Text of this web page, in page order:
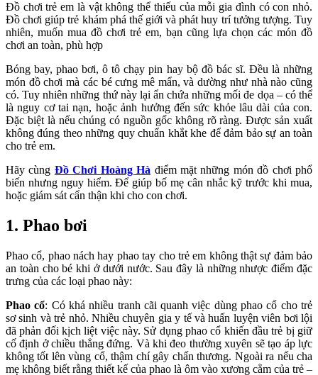
Đồ chơi trẻ em là vật không thể thiếu của mỗi gia đình có con nhỏ.
Đồ chơi giúp trẻ khám phá thế giới và phát huy trí tưởng tượng. Tuy
nhiên, muốn mua đồ chơi trẻ em, bạn cũng lựa chọn các món đồ
chơi an toàn, phù hợp
Bóng bay, phao bơi, ô tô chạy pin hay bộ đồ bác sĩ. Đều là những
món đồ chơi mà các bé cưng mê mẩn, và dường như nhà nào cũng
có. Tuy nhiên những thứ này lại ẩn chứa những mối đe dọa – có thể
là nguy cơ tai nạn, hoặc ảnh hưởng đến sức khỏe lâu dài của con.
Đặc biệt là nếu chúng có nguồn gốc không rõ ràng. Được sản xuất
không đúng theo những quy chuẩn khắt khe để đảm bảo sự an toàn
cho trẻ em.
Hãy cùng Đồ Chơi Hoàng Hà điểm mặt những món đồ chơi phổ
biến nhưng nguy hiểm. Để giúp bố mẹ cân nhắc kỹ trước khi mua,
hoặc giám sát cẩn thận khi cho con chơi.
1. Phao bơi
Phao cổ, phao nách hay phao tay cho trẻ em không thật sự đảm bảo
an toàn cho bé khi ở dưới nước. Sau đây là những nhược điểm đặc
trưng của các loại phao này:
Phao cổ: Có khá nhiều tranh cãi quanh việc dùng phao cổ cho trẻ
sơ sinh và trẻ nhỏ. Nhiều chuyên gia y tế và huấn luyện viên bơi lội
đã phản đối kịch liệt việc này. Sử dụng phao cổ khiến đầu trẻ bị giữ
cố định ở chiều thẳng đứng. Và khi đeo thường xuyên sẽ tạo áp lực
không tốt lên vùng cổ, thậm chí gây chấn thương. Ngoài ra nếu cha
mẹ không biết rằng thiết kế của phao là ôm vào xương cằm của trẻ –